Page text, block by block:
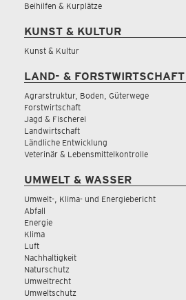
Beihilfen & Kurplätze
KUNST & KULTUR
Kunst & Kultur
LAND- & FORSTWIRTSCHAFT
Agrarstruktur, Boden, Güterwege
Forstwirtschaft
Jagd & Fischerei
Landwirtschaft
Ländliche Entwicklung
Veterinär & Lebensmittelkontrolle
UMWELT & WASSER
Umwelt-, Klima- und Energiebericht
Abfall
Energie
Klima
Luft
Nachhaltigkeit
Naturschutz
Umweltrecht
Umweltschutz